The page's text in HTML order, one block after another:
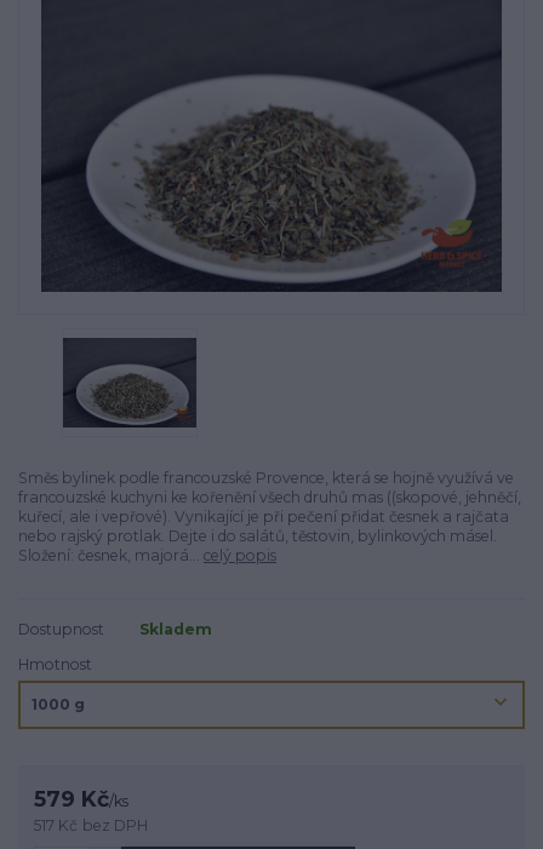
Směs bylinek podle francouzské Provence, která se hojně využívá ve
francouzské kuchyni ke kořenění všech druhů mas ((skopové, jehněčí,
kuřecí, ale i vepřové). Vynikající je při pečení přidat česnek a rajčata
nebo rajský protlak. Dejte i do salátů, těstovin, bylinkových másel.
Složení: česnek, majorá... celý popis
Dostupnost
Skladem
Hmotnost
579 Kč/ks
517 Kč bez DPH